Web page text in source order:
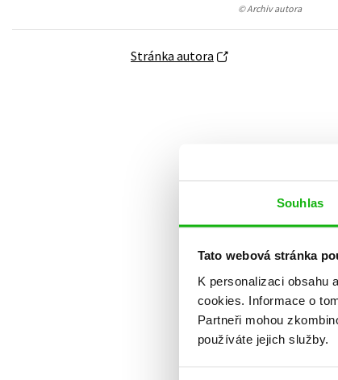
Souhlas
Tato webová stránka
K personalizaci obsahu
cookies. Informace o
Partneři mohou
používáte jejich služby.
© Archiv autora
Stránka autora